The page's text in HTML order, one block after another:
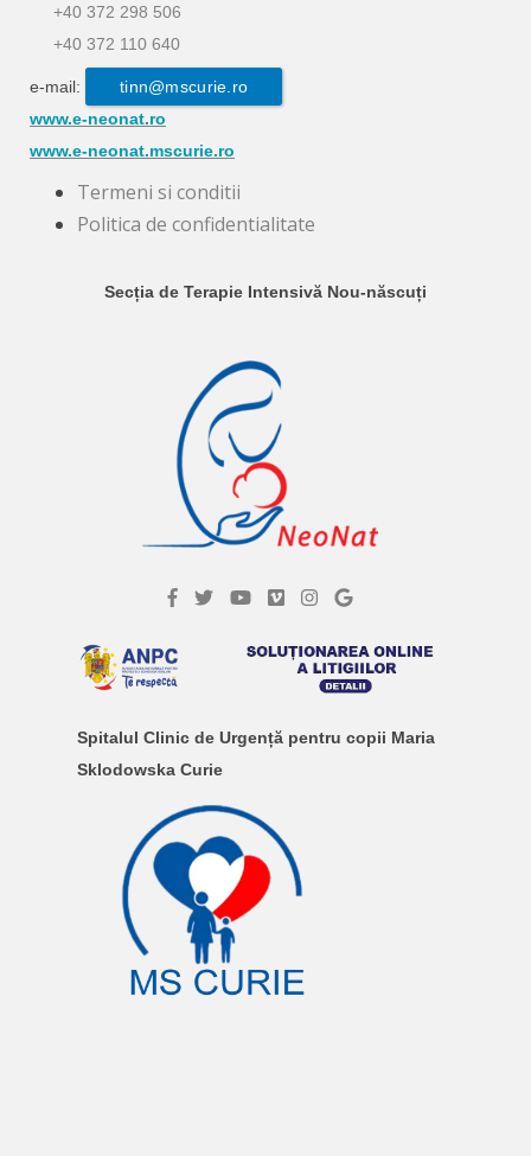
+40 372 298 506
+40 372 110 640
e-mail:
tinn@mscurie.ro
www.e-neonat.ro
www.e-neonat.mscurie.ro
Termeni si conditii
Politica de confidentialitate
Secția de Terapie Intensivă Nou-născuți
Spitalul Clinic de Urgență pentru copii Maria
Sklodowska Curie